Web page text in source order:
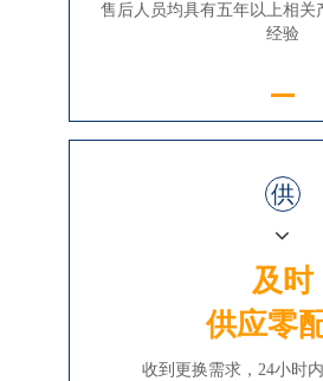
售后人员均具有五年以上相关
经验
供
及时
供应零
收到更换需求，24小时